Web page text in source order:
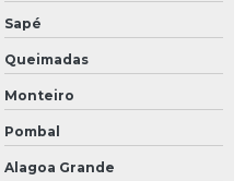
Sapé
Queimadas
Monteiro
Pombal
Alagoa Grande